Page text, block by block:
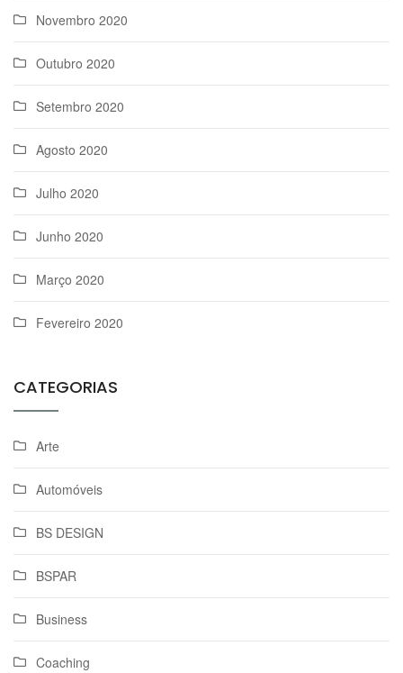
Novembro 2020
Outubro 2020
Setembro 2020
Agosto 2020
Julho 2020
Junho 2020
Março 2020
Fevereiro 2020
CATEGORIAS
Arte
Automóveis
BS DESIGN
BSPAR
Business
Coaching